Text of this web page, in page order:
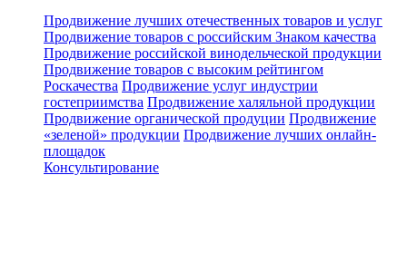
Продвижение лучших отечественных товаров и услуг
Продвижение товаров с российским Знаком качества
Продвижение российской винодельческой продукции
Продвижение товаров с высоким рейтингом
Роскачества Продвижение услуг индустрии
гостеприимства Продвижение халяльной продукции
Продвижение органической продуции Продвижение
«зеленой» продукции Продвижение лучших онлайн-
площадок
Консультирование